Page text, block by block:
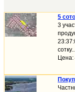
5
3
Цена: